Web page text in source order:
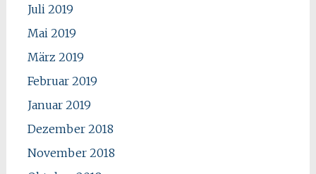
Juli 2019
Mai 2019
März 2019
Februar 2019
Januar 2019
Dezember 2018
November 2018